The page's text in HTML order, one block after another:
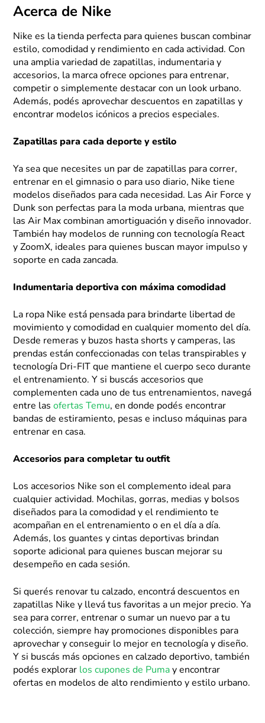
Acerca de Nike
Nike es la tienda perfecta para quienes buscan combinar
estilo, comodidad y rendimiento en cada actividad. Con
una amplia variedad de zapatillas, indumentaria y
accesorios, la marca ofrece opciones para entrenar,
competir o simplemente destacar con un look urbano.
Además, podés aprovechar descuentos en zapatillas y
encontrar modelos icónicos a precios especiales.
Zapatillas para cada deporte y estilo
Ya sea que necesites un par de zapatillas para correr,
entrenar en el gimnasio o para uso diario, Nike tiene
modelos diseñados para cada necesidad. Las Air Force y
Dunk son perfectas para la moda urbana, mientras que
las Air Max combinan amortiguación y diseño innovador.
También hay modelos de running con tecnología React
y ZoomX, ideales para quienes buscan mayor impulso y
soporte en cada zancada.
Indumentaria deportiva con máxima comodidad
La ropa Nike está pensada para brindarte libertad de
movimiento y comodidad en cualquier momento del día.
Desde remeras y buzos hasta shorts y camperas, las
prendas están confeccionadas con telas transpirables y
tecnología Dri-FIT que mantiene el cuerpo seco durante
el entrenamiento. Y si buscás accesorios que
complementen cada uno de tus entrenamientos, navegá
entre lasofertas Temu, en donde podés encontrar
bandas de estiramiento, pesas e incluso máquinas para
entrenar en casa.
Accesorios para completar tu outfit
Los accesorios Nike son el complemento ideal para
cualquier actividad. Mochilas, gorras, medias y bolsos
diseñados para la comodidad y el rendimiento te
acompañan en el entrenamiento o en el día a día.
Además, los guantes y cintas deportivas brindan
soporte adicional para quienes buscan mejorar su
desempeño en cada sesión.
Si querés renovar tu calzado, encontrá descuentos en
zapatillas Nike y llevá tus favoritas a un mejor precio. Ya
sea para correr, entrenar o sumar un nuevo par a tu
colección, siempre hay promociones disponibles para
aprovechar y conseguir lo mejor en tecnología y diseño.
Y si buscás más opciones en calzado deportivo, también
podés explorar los cupones de Puma y encontrar
ofertas en modelos de alto rendimiento y estilo urbano.